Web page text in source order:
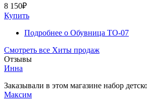
8 150₽
Купить
Подробнее о Обувница ТО-07
Смотреть все Хиты продаж
Отзывы
Инна
Заказывали в этом магазине набор
Максим